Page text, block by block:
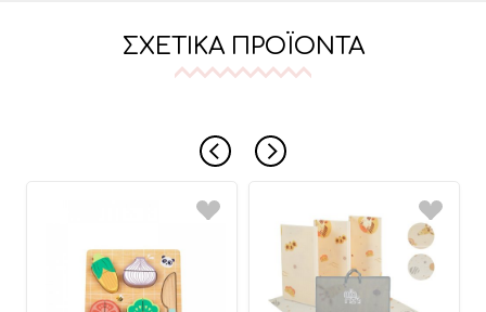
ΣΧΕΤΙΚΆ ΠΡΟΪΌΝΤΑ